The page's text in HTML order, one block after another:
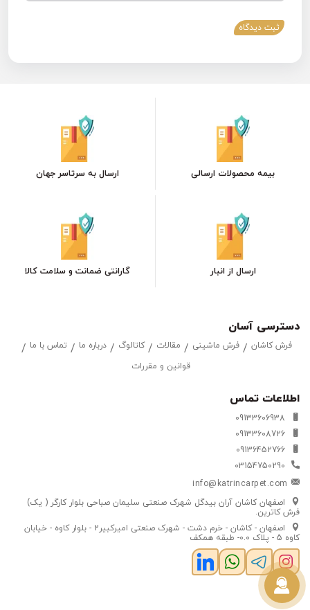
ثبت دیدگاه
بیمه محصولات ارسالی ارسال به سرتاسر جهان
ارسال از انبار گارانتی ضمانت و سلامت کالا
دسترسی آسان
فرش کاشان فرش ماشینی مقالات کاتالوگ درباره ما
تماس با ما
قوانین و مقررات
اطلاعات تماس
09133606938
09133608726
09136452766
03154750290
info@katrincarpet.com
اصفهان کاشان آران بیدگل شهرک صنعتی سلیمان صباحی بلوار کارگر ( یک)
فرش کاترین.
اصفهان - کاشان - خرم دشت - شهرک صنعتی امیرکبیر2 - بلوار کاوه - خیابان
کاوه 5 - پلاک 0.0- طبقه همکف